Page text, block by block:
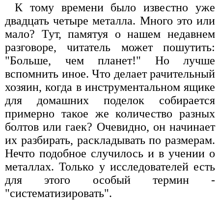
К тому времени было известно уже
двадцать четыре металла. Много это или
мало? Тут, памятуя о нашем недавнем
разговоре, читатель может пошутить:
"Больше, чем планет!" Но лучше
вспомнить иное. Что делает рачительный
хозяин, когда в инструментальном ящике
для домашних поделок собирается
примерно такое же количество разных
болтов или гаек? Очевидно, он начинает
их разбирать, раскладывать по размерам.
Нечто подобное случилось и в учении о
металлах. Только у исследователей есть
для этого особый термин -
"систематизировать".